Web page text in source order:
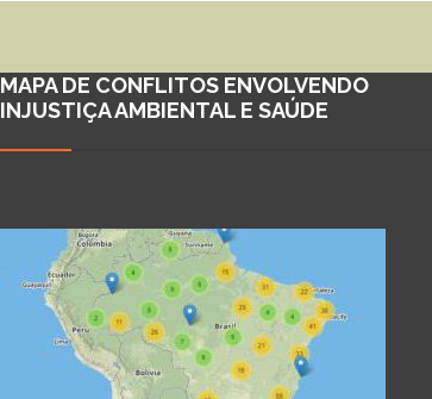
MAPA DE CONFLITOS ENVOLVENDO
INJUSTIÇA AMBIENTAL E SAÚDE